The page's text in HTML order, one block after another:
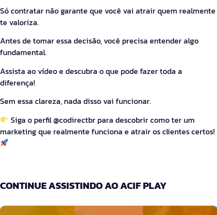
Só contratar não garante que você vai atrair quem realmente
te valoriza.
Antes de tomar essa decisão, você precisa entender algo
fundamental.
Assista ao vídeo e descubra o que pode fazer toda a
diferença!
Sem essa clareza, nada disso vai funcionar.
Siga o perfil @codirectbr para descobrir como ter um
marketing que realmente funciona e atrair os clientes certos!
CONTINUE ASSISTINDO AO ACIF PLAY